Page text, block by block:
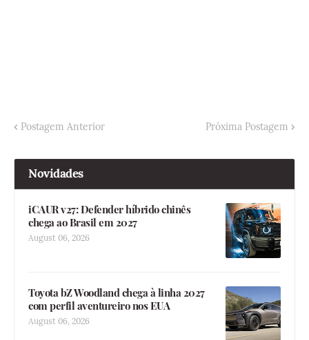
Postagem Anterior Próxima Postagem
Novidades
iCAUR v27: Defender híbrido chinês
chega ao Brasil em 2027
August 06, 2026
Toyota bZ Woodland chega à linha 2027
com perfil aventureiro nos EUA
August 06, 2026